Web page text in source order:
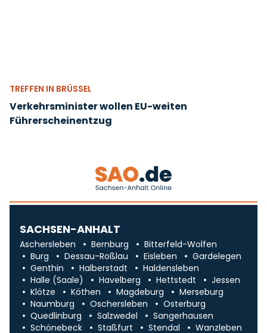
TREFFEN IN BRÜSSEL
Verkehrsminister wollen EU-weiten
Führerscheinentzug
SACHSEN-ANHALT
Aschersleben Bernburg
Bitterfeld-Wolfen
Burg
Dessau-Roßlau Eisleben
Gardelegen
Genthin
Halberstadt
Haldensleben
Halle (Saale)
Havelberg Hettstedt
Jessen
Klötze
Köthen Magdeburg
Merseburg
Naumburg
Oschersleben
Osterburg
Quedlinburg
Salzwedel
Sangerhausen
Schönebeck
Staßfurt Stendal Wanzleben